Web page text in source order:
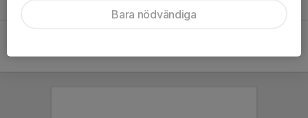
Bara nödvändiga